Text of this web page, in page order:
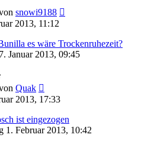
snowi9188
2013, 11:12
es wäre Trockenruhezeit?
Januar 2013, 09:45
Quak
2013, 17:33
ist eingezogen
1. Februar 2013, 10:42